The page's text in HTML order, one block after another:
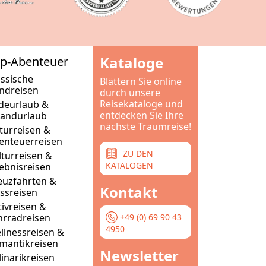
Abenteuer
&
&
&
&
&
&
Kataloge
Blättern Sie online
durch unsere
Reisekataloge und
entdecken Sie Ihre
nächste Traumreise!
ZU DEN
KATALOGEN
Kontakt
+49 (0) 69 90 43
4950
Newsletter